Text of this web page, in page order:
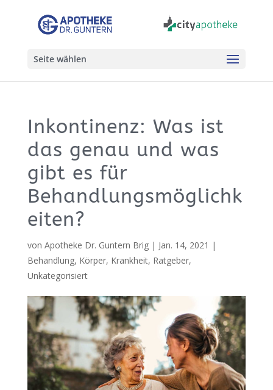
Seite wählen
Inkontinenz: Was ist
das genau und was
gibt es für
Behandlungsmöglichk
eiten?
von Apotheke Dr. Guntern Brig| Jan. 14, 2021 |
Behandlung, Körper, Krankheit, Ratgeber,
Unkategorisiert